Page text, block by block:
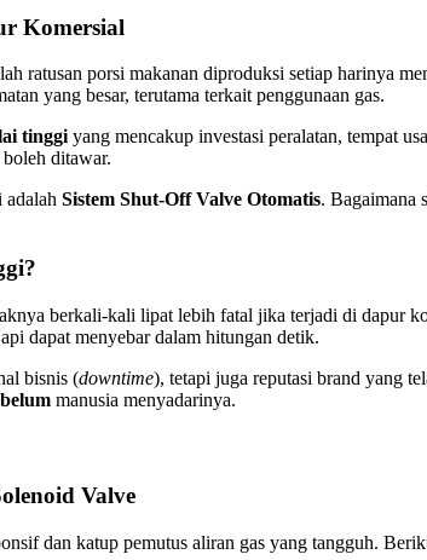
Komersial
ratusan porsi makanan diproduksi setiap harinya
yang besar, terutama terkait penggunaan gas.
tinggi yang mencakup investasi peralatan, tempat
ditawar.
adalah Sistem Shut-Off Valve Otomatis. Bagaimana
berkali-kali lipat lebih fatal jika terjadi di dapur
dapat menyebar dalam hitungan detik.
bisnis (downtime), tetapi juga reputasi brand yang
manusia menyadarinya.
Valve
dan katup pemutus aliran gas yang tangguh.